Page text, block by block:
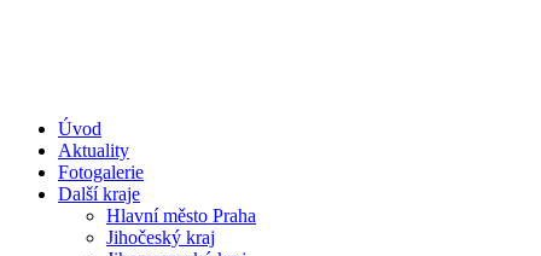
Úvod
Aktuality
Fotogalerie
Další kraje
Hlavní město Praha
Jihočeský kraj